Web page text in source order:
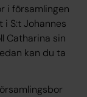
i församlingen
S:t Johannes
Catharina sin
kan du ta